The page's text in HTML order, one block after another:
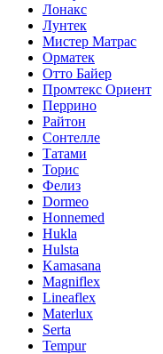
Лонакс
Лунтек
Мистер Матрас
Орматек
Отто Байер
Промтекс Ориент
Перрино
Райтон
Сонтелле
Татами
Торис
Фелиз
Dormeo
Honnemed
Hukla
Hulsta
Kamasana
Magniflex
Lineaflex
Materlux
Serta
Tempur